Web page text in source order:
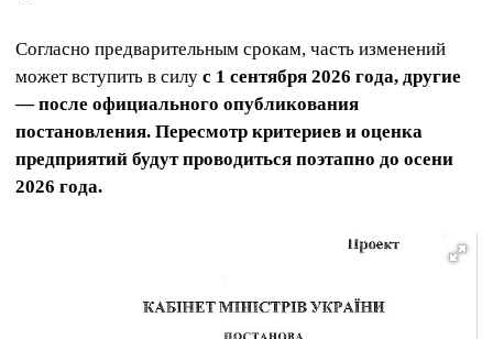
Согласно предварительным срокам, часть изменений
может вступить в силу с 1 сентября 2026 года, другие
— после официального опубликования
постановления. Пересмотр критериев и оценка
предприятий будут проводиться поэтапно до осени
2026 года.